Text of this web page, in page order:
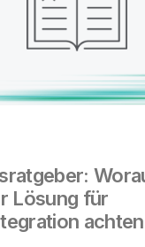
Lösung für